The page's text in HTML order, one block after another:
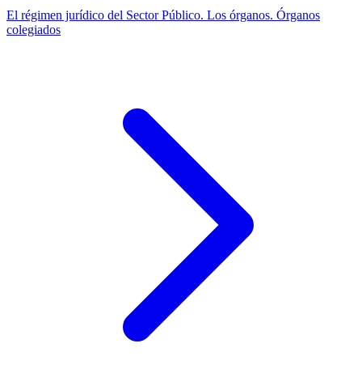
El régimen jurídico del Sector Público. Los órganos. Órganos
colegiados